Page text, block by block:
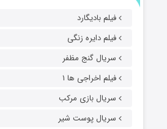
فیلم بادیگارد
فیلم دایره زنگی
سریال گنج مظفر
فیلم اخراجی ها ۱
سریال بازی مرکب
سریال پوست شیر